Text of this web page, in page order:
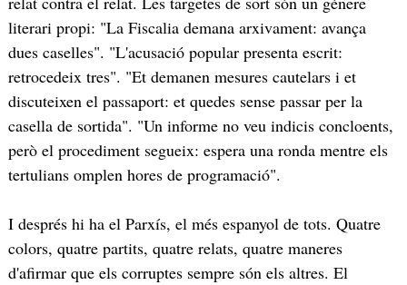
literari propi: "La Fiscalia demana arxivament: avança
dues caselles". "L'acusació popular presenta escrit:
retrocedeix tres". "Et demanen mesures cautelars i et
discuteixen el passaport: et quedes sense passar per la
casella de sortida". "Un informe no veu indicis concloents,
però el procediment segueix: espera una ronda mentre els
tertulians omplen hores de programació".
I després hi ha el Parxís, el més espanyol de tots. Quatre
colors, quatre partits, quatre relats, quatre maneres
d'afirmar que els corruptes sempre són els altres. El